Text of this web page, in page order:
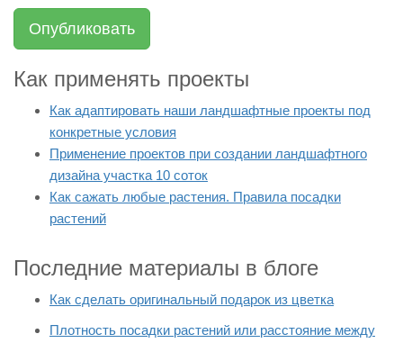
Опубликовать
Как применять проекты
Как адаптировать наши ландшафтные проекты под
конкретные условия
Применение проектов при создании ландшафтного
дизайна участка 10 соток
Как сажать любые растения. Правила посадки
растений
Последние материалы в блоге
Как сделать оригинальный подарок из цветка
Плотность посадки растений или расстояние между